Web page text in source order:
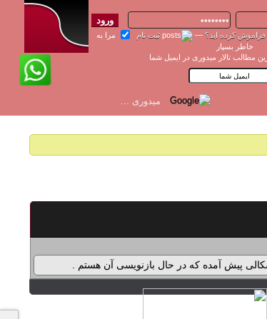
فراموش کرده اید؟ — ثبت نام
مرا به
خاطر بسپار
مطالب تالار میدوری در ایمیل شما